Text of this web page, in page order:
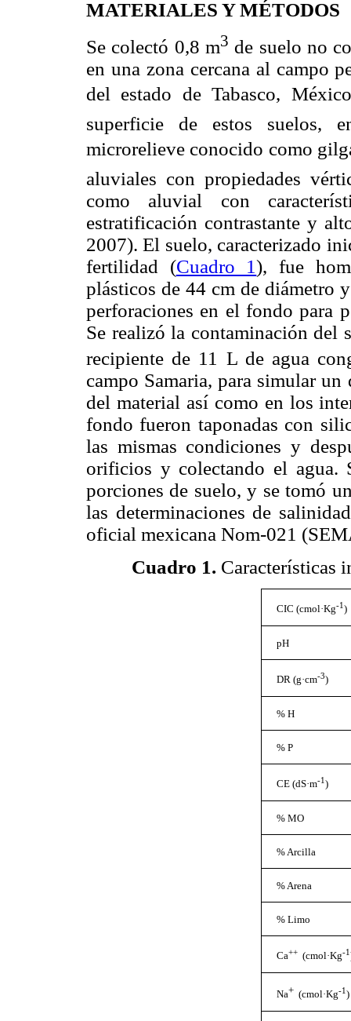
MATERIALES Y MÉTODOS
Se colectó 0,8 m3 de suelo no
en una zona cercana al campo
del estado de Tabasco,
superficie de estos suelos,
microrelieve conocido como
aluviales con propiedades
como aluvial con
estratificación contrastante y
2007). El suelo, caracterizado
fertilidad (Cuadro 1), fue
plásticos de 44 cm de diámetro
perforaciones en el fondo para
Se realizó la contaminación del
recipiente de 11 L de agua
campo Samaria, para simular
del material así como en los
fondo fueron taponadas con
las mismas condiciones y
orificios y colectando el agua.
porciones de suelo, y se tomó
las determinaciones de
oficial mexicana Nom-021
Cuadro 1. Características
CIC (cmol·Kg-1)
pH
DR (g·cm-3)
% H
% P
CE (dS·m-1)
% MO
% Arcilla
% Arena
% Limo
Ca++ (cmol·Kg-1
Na+ (cmol·Kg-1)